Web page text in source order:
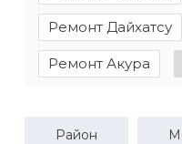
Ремонт Дайхатсу
Ремонт Акура
Район